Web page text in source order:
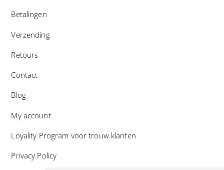
Betalingen
Verzending
Retours
Contact
Blog
My account
Loyality Program voor trouw klanten
Privacy Policy